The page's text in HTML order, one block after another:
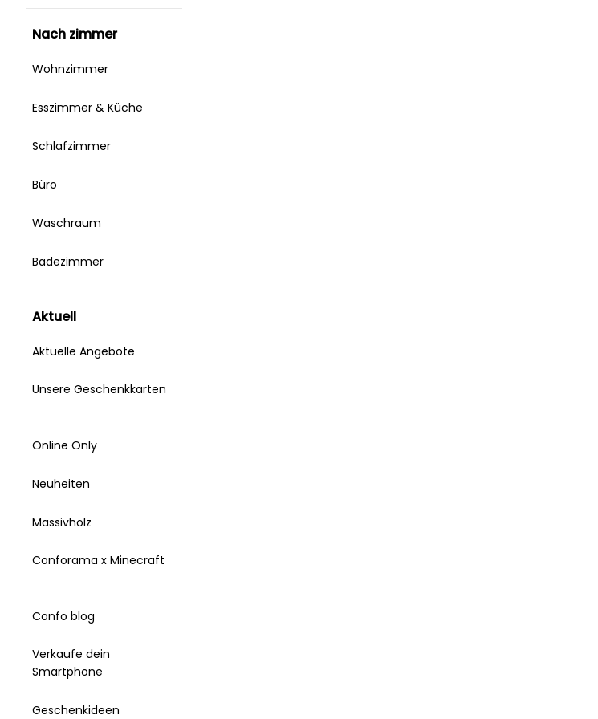
nach zimmer
Wohnzimmer
Esszimmer & Küche
Schlafzimmer
Büro
Waschraum
Badezimmer
aktuell
Aktuelle Angebote
Unsere Geschenkkarten
Online Only
Neuheiten
Massivholz
Conforama x Minecraft
Confo blog
Verkaufe dein
Smartphone
Geschenkideen